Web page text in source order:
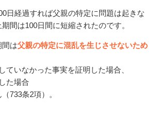
日経過すれば父親の特定に問題は起きな
間は100日間に短縮されたのです。
間は父親の特定に混乱を生じさせないため
ていなかった事実を証明した場合、
た場合
733条2項）。